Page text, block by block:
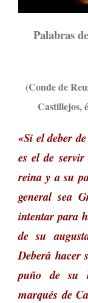
Palabras
(Conde de
Castillejos,
«Si el deber
es el de
reina y a su
general sea
intentar para
de su
Deberá hacer
puño de su
marqués de